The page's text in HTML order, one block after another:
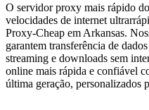
O servidor proxy mais rápido
velocidades de internet
Proxy-Cheap em Arkansas.
garantem transferência de
streaming e downloads sem
online mais rápida e confiável
última geração, personalizados